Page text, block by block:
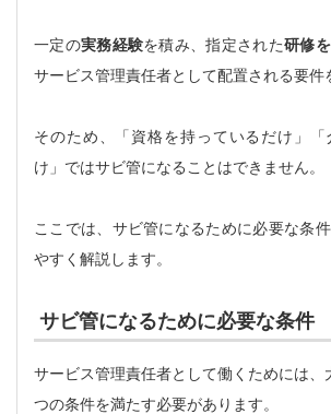
一定の実務経験を積み、指定された研修
サービス管理責任者として配置される要件
そのため、「資格を持っているだけ」
け」ではサビ管になることはできません。
ここでは、サビ管になるために必要な条
やすく解説します。
サビ管になるために必要な条件
サービス管理責任者として働くためには、
つの条件を満たす必要があります。